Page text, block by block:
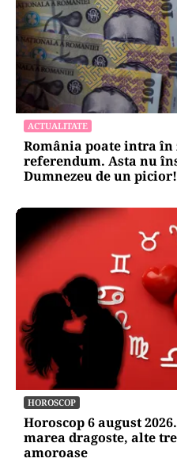
ACTUALITATE
România poate intra
referendum. Asta nu
Dumnezeu de un
HOROSCOP
Horoscop 6 august
marea dragoste, alte
amoroase